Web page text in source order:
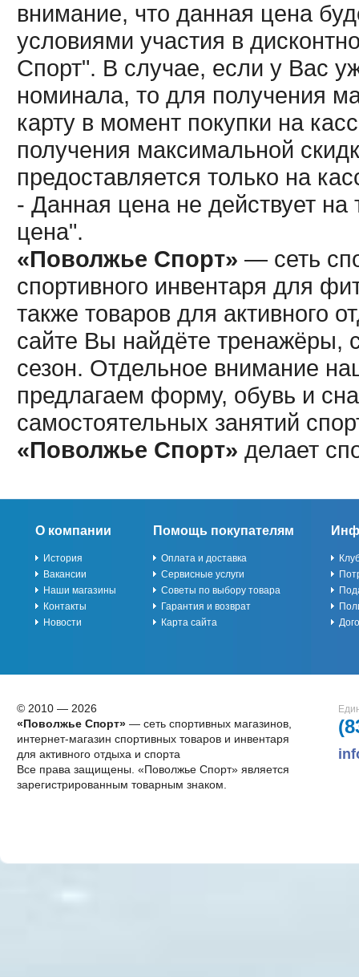
внимание, что данная цена
условиями участия в
Спорт". В случае, если у Вас
номинала, то для получения
карту в момент покупки на
получения максимальной
предоставляется только на
- Данная цена не действует
цена".
«Поволжье Спорт» — сеть
спортивного инвентаря для
также товаров для активного
сайте Вы найдёте тренажёры,
сезон. Отдельное внимание
предлагаем форму, обувь и
самостоятельных занятий
«Поволжье Спорт» делает
О компании
История
Вакансии
Наши магазины
Контакты
Новости
Помощь покупателям
Оплата и доставка
Сервисные услуги
Советы по выбору товара
Гарантия и возврат
Карта сайта
© 2010 — 2026
«Поволжье Спорт»— сеть спортивных магазинов,
интернет-магазин спортивных товаров и инвентаря
для активного отдыха и спорта
Все права защищены. «Поволжье Спорт» является
зарегистрированным товарным знаком.